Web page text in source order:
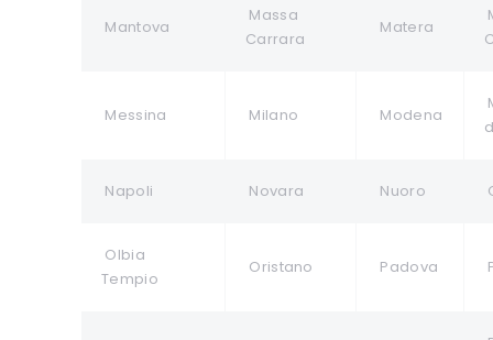
Mantova
Massa
Carrara
Matera
Messina Milano Modena
Napoli Novara Nuoro
Olbia
Tempio
Oristano Padova